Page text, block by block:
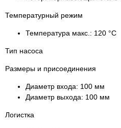
Температурный режим
Температура макс.: 120 °С
Тип насоса
Размеры и присоединения
Диаметр входа: 100 мм
Диаметр выхода: 100 мм
Логистка